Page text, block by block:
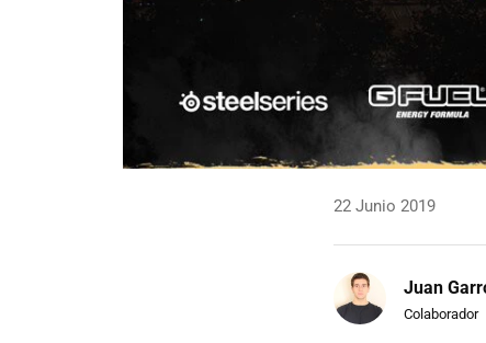
22 Junio 2019
Juan
Colaborador